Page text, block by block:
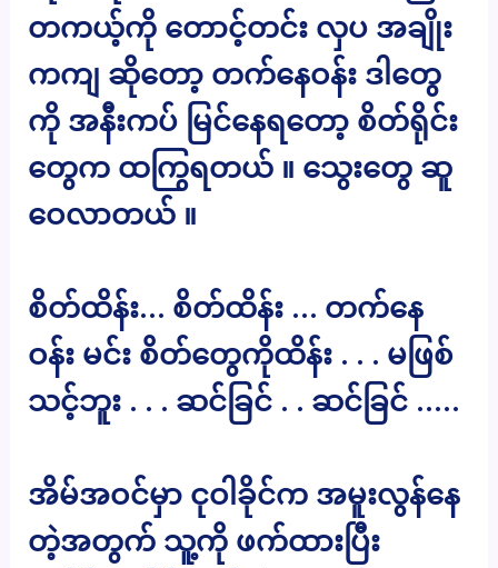
တကယ့်ကို တောင့်တင်း လှပ အချိုး
ကကျ ဆိုတော့ တက်နေဝန်း ဒါတွေ
ကို အနီးကပ် မြင်နေရတော့ စိတ်ရိုင်း
တွေက ထကြွရတယ် ။ သွေးတွေ ဆူ
ဝေလာတယ် ။
စိတ်ထိန်း… စိတ်ထိန်း … တက်နေ
ဝန်း မင်း စိတ်တွေကိုထိန်း . . . မဖြစ်
သင့်ဘူး . . . ဆင်ခြင် . . ဆင်ခြင် …..
အိမ်အဝင်မှာ ငုဝါခိုင်က အမူးလွန်နေ
တဲ့အတွက် သူ့ကို ဖက်ထားပြီး